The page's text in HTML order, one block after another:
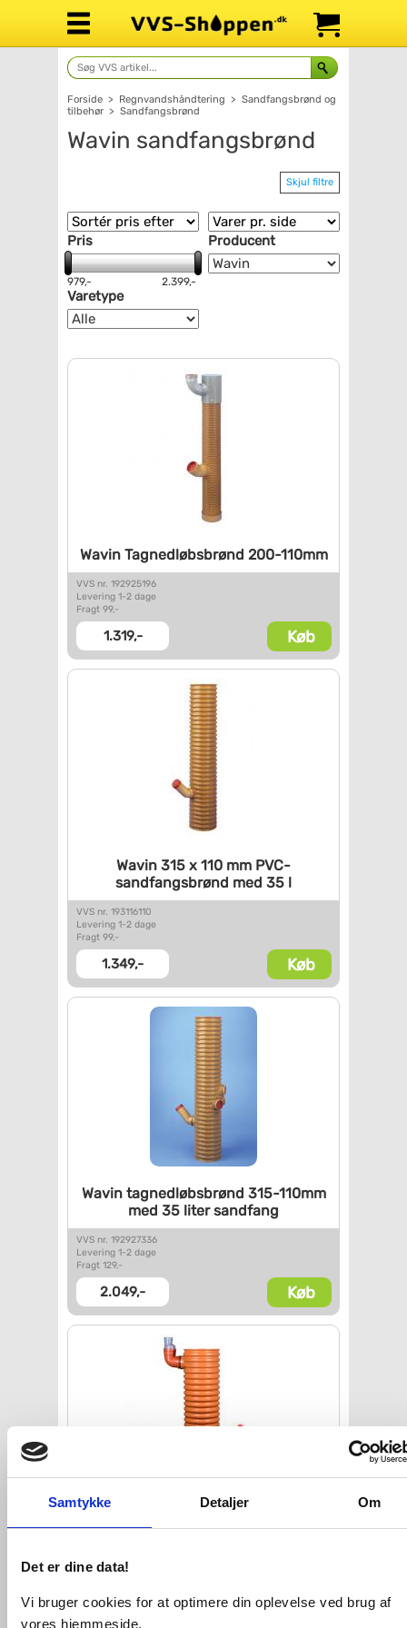
Samtykke Detaljer Om
Det er dine data!
Vi bruger cookies for at optimere din oplevelse ved brug af
vores hjemmeside.
Forside > Regnvandshåndtering > Sandfangsbrønd og
tilbehør > Sandfangsbrønd
Wavin sandfangsbrønd
Skjul filtre
Pris
979,- 2.399,-
Producent
Varetype
Wavin Tagnedløbsbrønd 200-110mm
VVS nr. 192925196
Levering 1-2 dage
Fragt 99,-
1.319,- Køb
Wavin 315 x 110 mm PVC-
sandfangsbrønd med 35 l
VVS nr. 193116110
Levering 1-2 dage
Fragt 99,-
1.349,- Køb
Wavin tagnedløbsbrønd 315-110mm
med 35 litersandfang
VVS nr. 192927336
Levering 1-2 dage
Fragt 129,-
2.049,- Køb
VVS nr. 192925306
1.899,-